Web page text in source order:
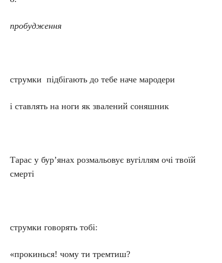
пробудження
струмки підбігають до тебе наче мародери
і ставлять на ноги як звалений соняшник
Тарас у бур’янах розмальовує вугіллям очі твоїй
смерті
струмки говорять тобі:
«прокинься! чому ти тремтиш?